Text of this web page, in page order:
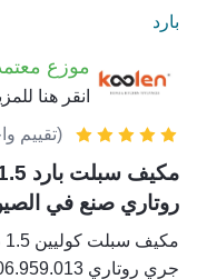
بارد
موزع
انقر هنا
(تقييم
روتاري صنع في الصين
جري روتاري KOSACS18K C 106.959.013